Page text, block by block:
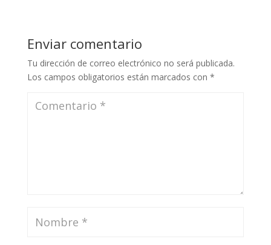
Enviar comentario
Tu dirección de correo electrónico no será publicada.
Los campos obligatorios están marcados con *